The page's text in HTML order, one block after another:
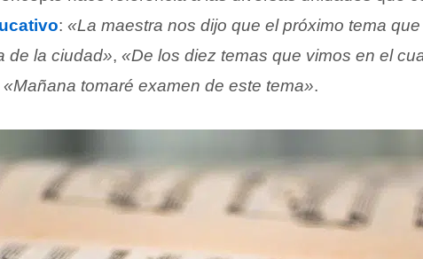
: «La maestra nos dijo que el próximo tema
de la ciudad», «De los diez temas que vimos en el
«Mañana tomaré examen de este tema».